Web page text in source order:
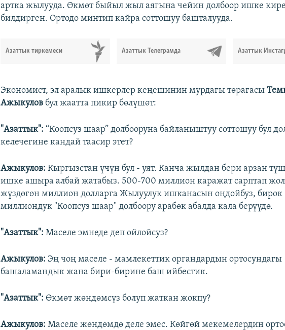
артка жылууда. Өкмөт быйыл жыл аягына чейин долбоор ишке
билдирген. Ортодо минтип кайра соттошуу башталууда.
Азаттык тиркемеси Азаттык Телеграмда Азаттык
Экономист, эл аралык ишкерлер кеңешинин мурдагы төрагасы
Ажыкулов бул жаатта пикир бөлүшөт:
"Азаттык": “Коопсуз шаар” долбооруна байланыштуу соттошуу бул
келечегине кандай таасир этет?
Ажыкулов:Кыргызстан үчүн бул - уят. Канча жылдан бери арзан
ишке ашыра албай жатабыз. 500-700 миллион каражат сарптап жол
жүздөгөн миллион долларга Жылуулук ишканасын оңдойбуз, бирок
миллиондук "Коопсуз шаар" долбоору арабөк абалда кала берүүдө.
"Азаттык": Маселе эмнеде деп ойлойсуз?
Ажыкулов: Эң чоң маселе - мамлекеттик органдардын ортосундагы
башаламандык жана бири-бирине баш ийбестик.
"Азаттык": Өкмөт жөндөмсүз болуп жаткан жокпу?
Ажыкулов:Маселе жөндөмдө деле эмес. Көйгөй мекемелердин